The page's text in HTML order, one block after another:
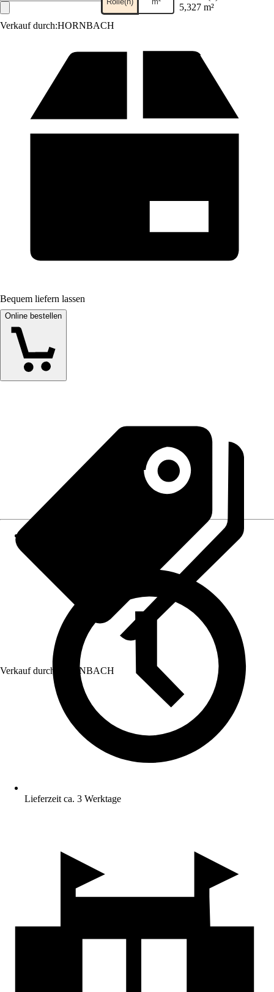
Verkauf durch:HORNBACH
5,327 m²
Bequem liefern lassen
Online bestellen
Verkauf durch: HORNBACH
Lieferzeit ca. 3 Werktage